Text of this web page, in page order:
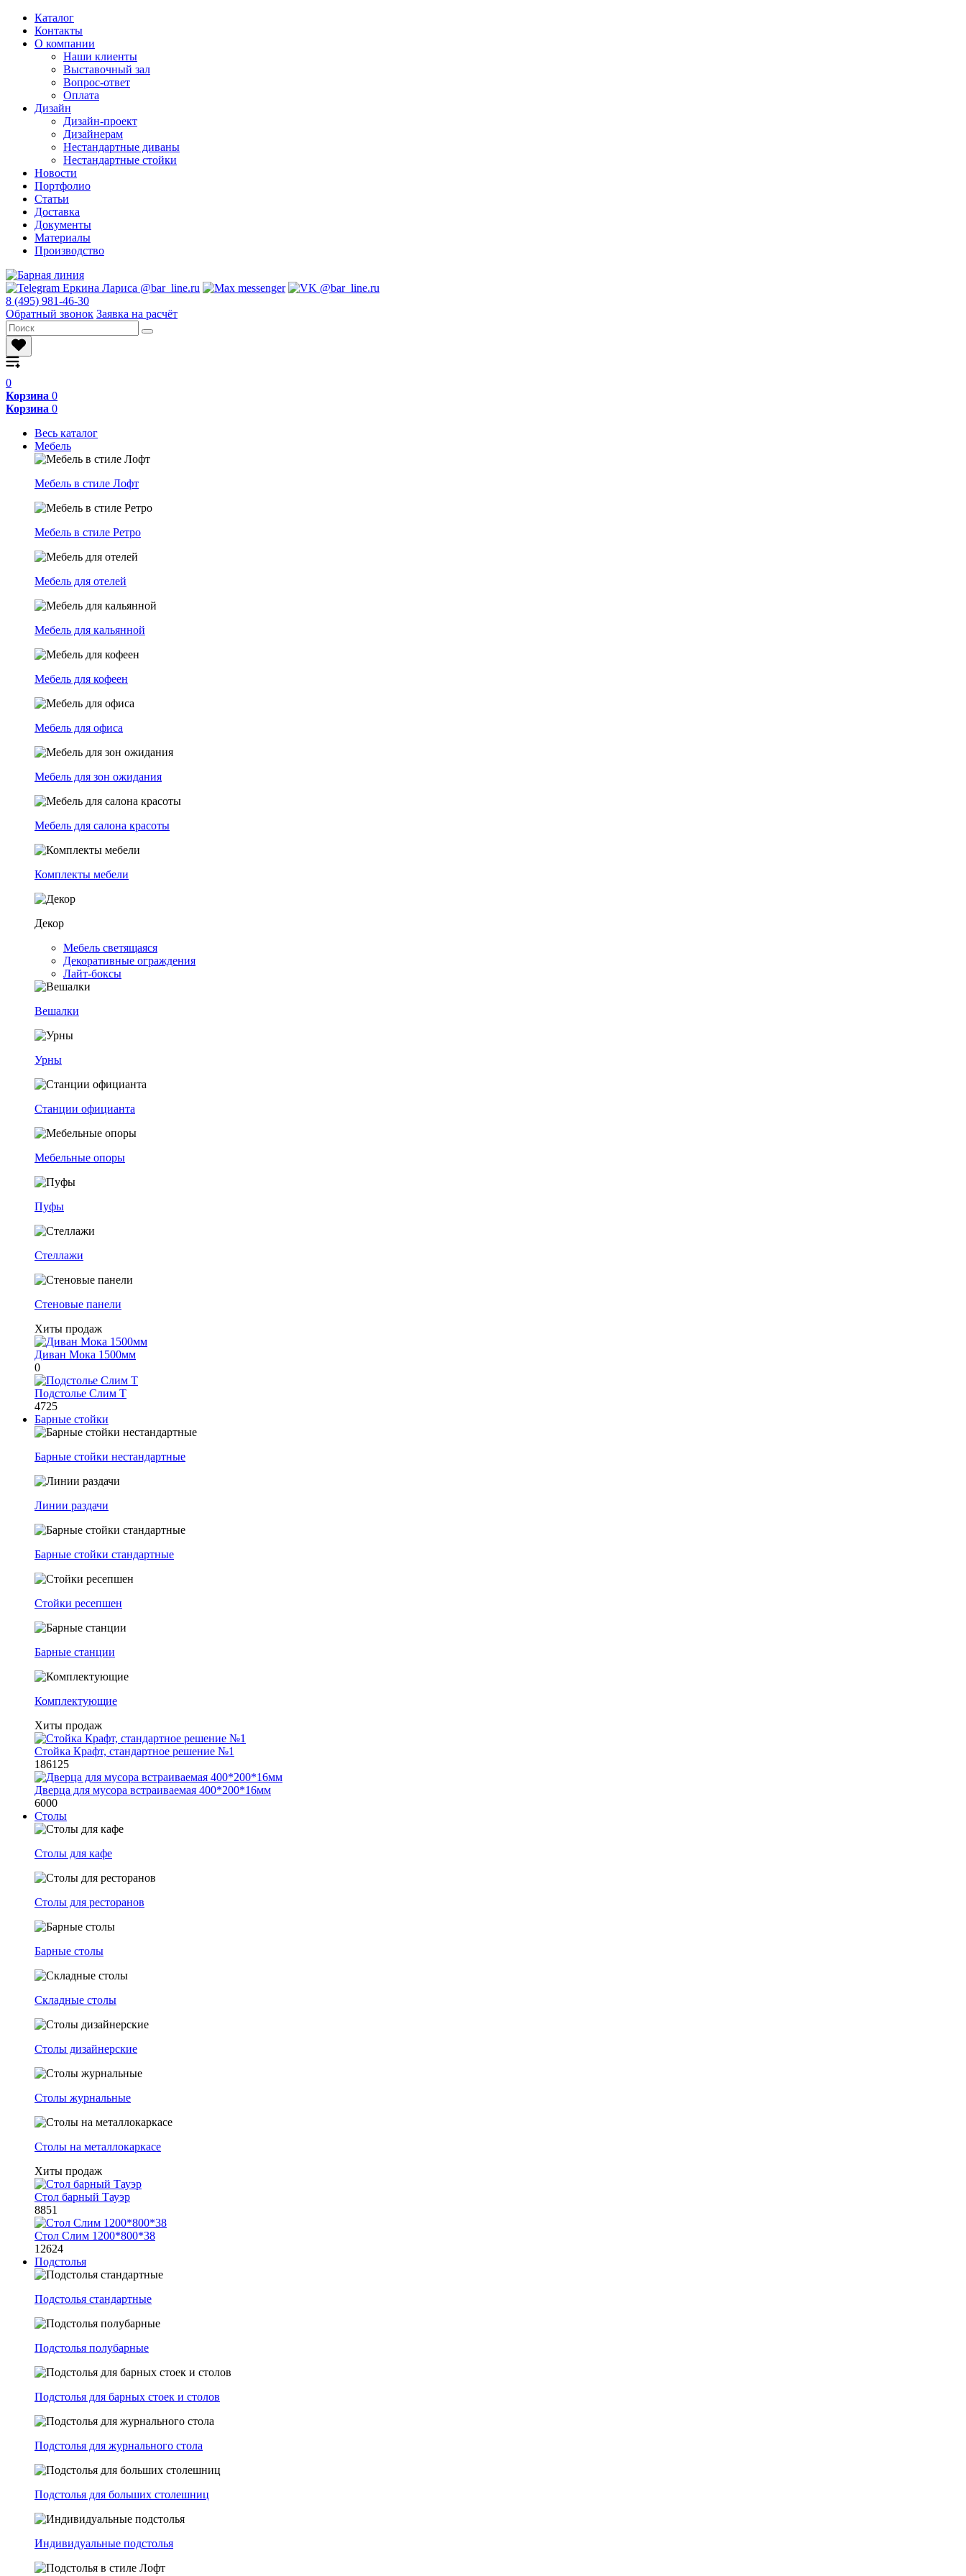
Каталог
Контакты
О компании
Наши клиенты
Выставочный зал
Вопрос-ответ
Оплата
Дизайн
Дизайн-проект
Дизайнерам
Нестандартные диваны
Нестандартные стойки
Новости
Портфолио
Статьи
Доставка
Документы
Материалы
Производство
8 (495) 981-46-30
Обратный звонок Заявка на расчёт
0
Корзина 0
Корзина 0
Весь каталог
Мебель
Мебель в стиле Лофт
Мебель в стиле Ретро
Мебель для отелей
Мебель для кальянной
Мебель для кофеен
Мебель для офиса
Мебель для зон ожидания
Мебель для салона красоты
Комплекты мебели
Декор
Мебель светящаяся
Декоративные ограждения
Лайт-боксы
Вешалки
Урны
Станции официанта
Мебельные опоры
Пуфы
Стеллажи
Стеновые панели
Хиты продаж
Диван Мока 1500мм
0
Подстолье Слим Т
4725
Барные стойки
Барные стойки нестандартные
Линии раздачи
Барные стойки стандартные
Стойки ресепшен
Барные станции
Комплектующие
Хиты продаж
Стойка Крафт, стандартное решение №1
186125
Дверца для мусора встраиваемая 400*200*16мм
6000
Столы
Столы для кафе
Столы для ресторанов
Барные столы
Складные столы
Столы дизайнерские
Столы журнальные
Столы на металлокаркасе
Хиты продаж
Стол барный Тауэр
8851
Стол Слим 1200*800*38
12624
Подстолья
Подстолья стандартные
Подстолья полубарные
Подстолья для барных стоек и столов
Подстолья для журнального стола
Подстолья для больших столешниц
Индивидуальные подстолья